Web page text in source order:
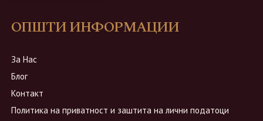
ОПШТИ ИНФОРМАЦИИ
За Нас
Блог
Контакт
Политика на приватност и заштита на лични податоци